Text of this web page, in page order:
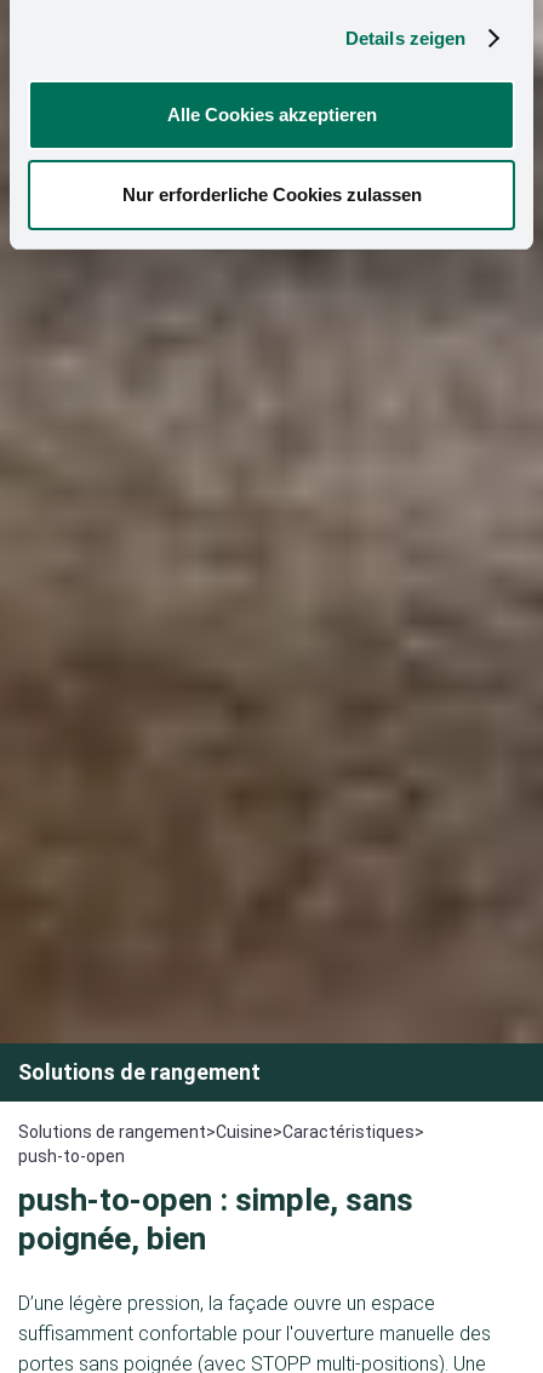
Details zeigen
Alle Cookies akzeptieren
Nur erforderliche Cookies zulassen
Solutions de rangement
Solutions de rangement>Cuisine>Caractéristiques>
push-to-open
push-to-open : simple, sans
poignée, bien
D’une légère pression, la façade ouvre un espace
suffisamment confortable pour l'ouverture manuelle des
portes sans poignée (avec STOPP multi-positions). Une